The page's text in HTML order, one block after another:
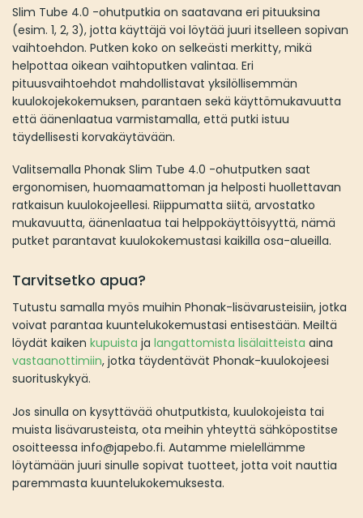
Slim Tube 4.0 -ohutputkia on saatavana eri pituuksina
(esim. 1, 2, 3), jotta käyttäjä voi löytää juuri itselleen sopivan
vaihtoehdon. Putken koko on selkeästi merkitty, mikä
helpottaa oikean vaihtoputken valintaa. Eri
pituusvaihtoehdot mahdollistavat yksilöllisemmän
kuulokojekokemuksen, parantaen sekä käyttömukavuutta
että äänenlaatua varmistamalla, että putki istuu
täydellisesti korvakäytävään.
Valitsemalla Phonak Slim Tube 4.0 -ohutputken saat
ergonomisen, huomaamattoman ja helposti huollettavan
ratkaisun kuulokojeellesi. Riippumatta siitä, arvostatko
mukavuutta, äänenlaatua tai helppokäyttöisyyttä, nämä
putket parantavat kuulokokemustasi kaikilla osa-alueilla.
Tarvitsetko apua?
Tutustu samalla myös muihin Phonak-lisävarusteisiin, jotka
voivat parantaa kuuntelukokemustasi entisestään. Meiltä
löydät kaiken kupuista ja langattomista lisälaitteista aina
vastaanottimiin, jotka täydentävät Phonak-kuulokojeesi
suorituskykyä.
Jos sinulla on kysyttävää ohutputkista, kuulokojeista tai
muista lisävarusteista, ota meihin yhteyttä sähköpostitse
osoitteessa info@japebo.fi. Autamme mielellämme
löytämään juuri sinulle sopivat tuotteet, jotta voit nauttia
paremmasta kuuntelukokemuksesta.